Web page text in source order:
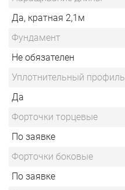
Да, кратная 2,1м
Фундамент
Не обязателен
Уплотнительный профиль
Да
Форточки торцевые
По заявке
Форточки боковые
По заявке